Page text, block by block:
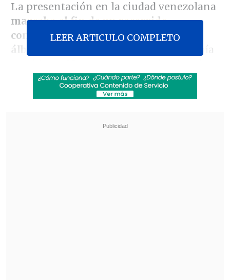
La presentación en la ciudad venezolana
marcaba el fin de un recorrido
continental para mostrar su quinto
álbum de estudio en solitario
, que había
2009 y había pasado por Chile en
diciembre de ese mismo año.
LEER ARTICULO COMPLETO